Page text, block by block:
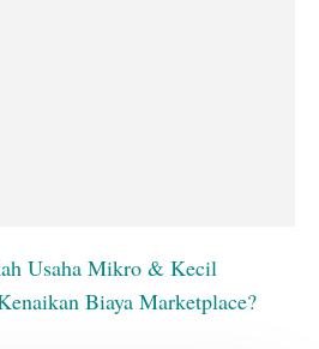
Usaha Mikro & Kecil
Biaya Marketplace?